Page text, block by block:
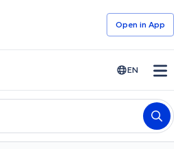
Open in Αpp
EN